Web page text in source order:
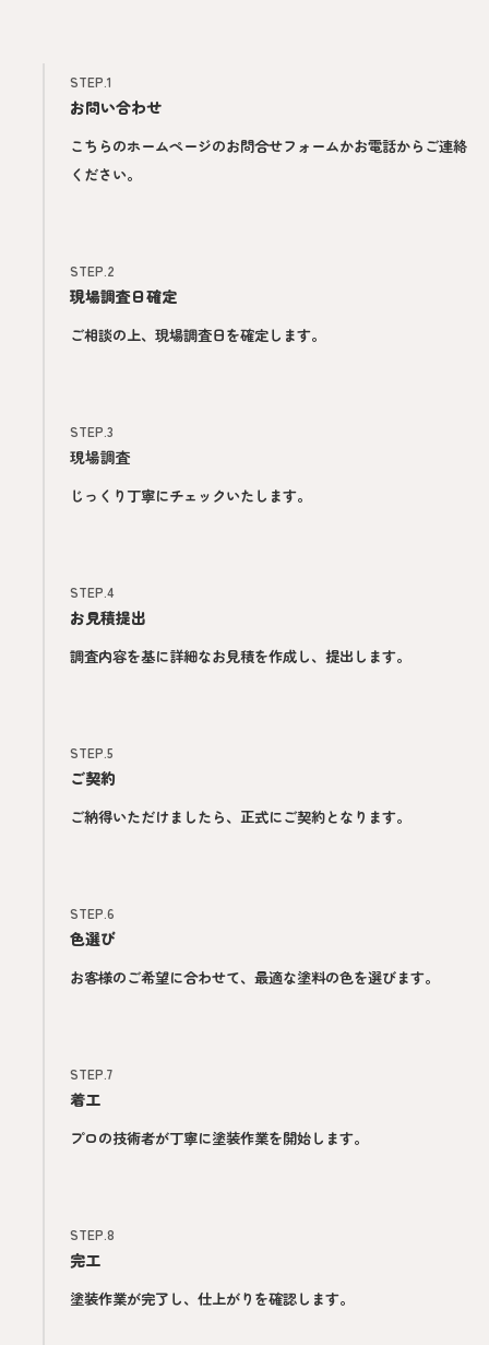
STEP.1
お問い合わせ
こちらのホームページのお問合せフォームかお電話からご連絡
ください。
STEP.2
現場調査日確定
ご相談の上、現場調査日を確定します。
STEP.3
現場調査
じっくり丁寧にチェックいたします。
STEP.4
お見積提出
調査内容を基に詳細なお見積を作成し、提出します。
STEP.5
ご契約
ご納得いただけましたら、正式にご契約となります。
STEP.6
色選び
お客様のご希望に合わせて、最適な塗料の色を選びます。
STEP.7
着工
プロの技術者が丁寧に塗装作業を開始します。
STEP.8
完工
塗装作業が完了し、仕上がりを確認します。